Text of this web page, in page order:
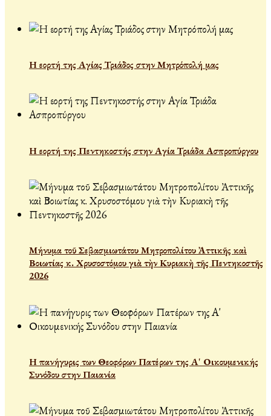
Η εορτή της Αγίας Τριάδος στην Μητρόπολή μας
Η εορτή της Πεντηκοστής στην Αγία Τριάδα Ασπροπύργου
Μήνυμα τοῦ Σεβασμιωτάτου Μητροπολίτου Ἀττικῆς καὶ
Βοιωτίας κ. Χρυσοστόμου γιὰ τὴν Κυριακὴ τῆς Πεντηκοστῆς
2026
Η πανήγυρις των Θεοφόρων Πατέρων της Α' Οικουμενικής
Συνόδου στην Παιανία